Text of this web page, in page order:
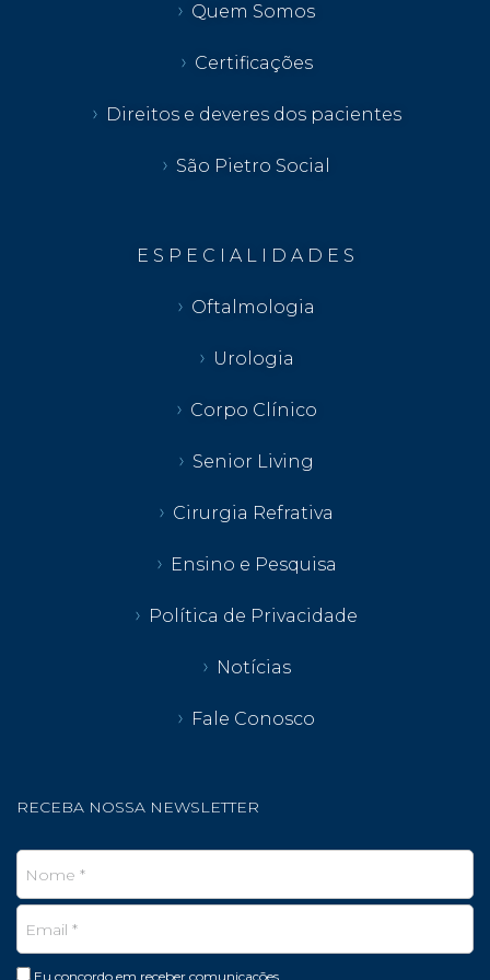
Quem Somos
Certificações
Direitos e deveres dos pacientes
São Pietro Social
E S P E C I A L I D A D E S
Oftalmologia
Urologia
Corpo Clínico
Senior Living
Cirurgia Refrativa
Ensino e Pesquisa
Política de Privacidade
Notícias
Fale Conosco
RECEBA NOSSA NEWSLETTER
Eu concordo em receber comunicações.